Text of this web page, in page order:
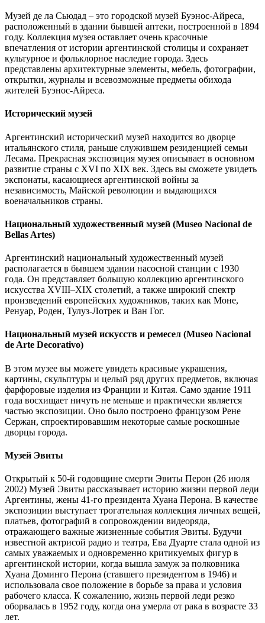
Музей де ла Сьюдад – это городской музей Буэнос-Айреса,
расположенный в здании бывшей аптеки, построенной в 1894
году. Коллекция музея оставляет очень красочные
впечатления от истории аргентинской столицы и сохраняет
культурное и фольклорное наследие города. Здесь
представлены архитектурные элементы, мебель, фотографии,
открытки, журналы и всевозможные предметы обихода
жителей Буэнос-Айреса.
Исторический музей
Аргентинский исторический музей находится во дворце
итальянского стиля, раньше служившем резиденцией семьи
Лесама. Прекрасная экспозиция музея описывает в основном
развитие страны с XVI по XIX век. Здесь вы сможете увидеть
экспонаты, касающиеся аргентинской войны за
независимость, Майской революции и выдающихся
военачальников страны.
Национальный художественный музей (Museo Nacional de
Bellas Artes)
Аргентинский национальный художественный музей
располагается в бывшем здании насосной станции с 1930
года. Он представляет большую коллекцию аргентинского
искусства XVIII–XIX столетий, а также широкий спектр
произведений европейских художников, таких как Моне,
Ренуар, Роден, Тулуз-Лотрек и Ван Гог.
Национальный музей искусств и ремесел (Museo Nacional
de Arte Decorativo)
В этом музее вы можете увидеть красивые украшения,
картины, скульптуры и целый ряд других предметов, включая
фарфоровые изделия из Франции и Китая. Само здание 1911
года восхищает ничуть не меньше и практически является
частью экспозиции. Оно было построено французом Рене
Сержан, спроектировавшим некоторые самые роскошные
дворцы города.
Музей Эвиты
Открытый к 50-й годовщине смерти Эвиты Перон (26 июля
2002) Музей Эвиты рассказывает историю жизни первой леди
Аргентины, жены 41-го президента Хуана Перона. В качестве
экспозиции выступает трогательная коллекция личных вещей,
платьев, фотографий в сопровождении видеоряда,
отражающего важные жизненные события Эвиты. Будучи
известной актрисой радио и театра, Ева Дуарте стала одной из
самых уважаемых и одновременно критикуемых фигур в
аргентинской истории, когда вышла замуж за полковника
Хуана Доминго Перона (ставшего президентом в 1946) и
использовала свое положение в борьбе за права и условия
рабочего класса. К сожалению, жизнь первой леди резко
оборвалась в 1952 году, когда она умерла от рака в возрасте 33
лет.